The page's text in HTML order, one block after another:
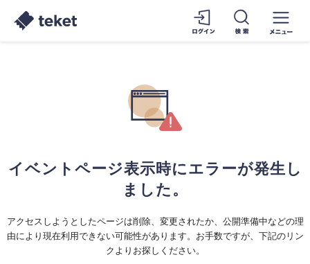
イベントページ表示時にエラーが発生し
ました。
アクセスしようとしたページは削除、変更されたか、公開準備中などの理
由により現在利用できない可能性があります。お手数ですが、下記のリン
クよりお探しください。